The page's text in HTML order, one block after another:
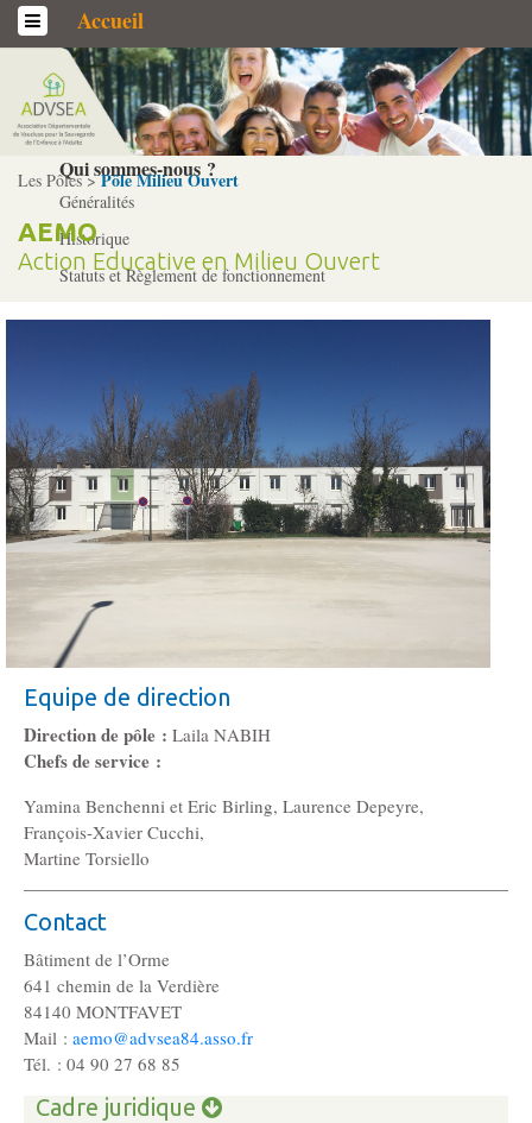
Accueil
L’association
Qui sommes-­nous ?
Généralités
Historique
Statuts et Règlement de fonctionnement
Institutionnels
Acteurs
Professionnels
Gouvernance
Conseil d’administration
Le siège
Son équipe
Ses locaux
Son histoire
Rapports d’activité
Les Pôles
Les Pôles >Pôle Milieu Ouvert
AEMO
Action Educative en Milieu Ouvert
Equipe de direction
Direction de pôle : Laila NABIH
Chefs de service :
Yamina Benchenni et Eric Birling, Laurence Depeyre,
François-Xavier Cucchi,
Martine Torsiello
Contact
Bâtiment de l’Orme
641 chemin de la Verdière
84140 MONTFAVET
Mail : aemo@advsea84.asso.fr
Tél. : 04 90 27 68 85
Cadre juridique